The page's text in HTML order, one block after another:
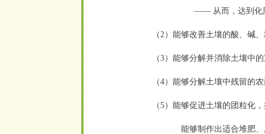
—— 从而，达到化
（2）能够改善土壤的酸、碱
（3）能够分解并消除土壤中
（4）能够分解土壤中残留的
（5）能够促进土壤的团粒
能够制作出适合堆肥